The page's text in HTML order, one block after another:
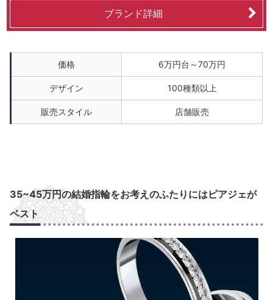
ブランド詳細
価格 6万円台～70万円
デザイン 100種類以上
販売スタイル 店舗販売
35~45万円の結婚指輪をお考えのふたりにはピアジェが
ベスト